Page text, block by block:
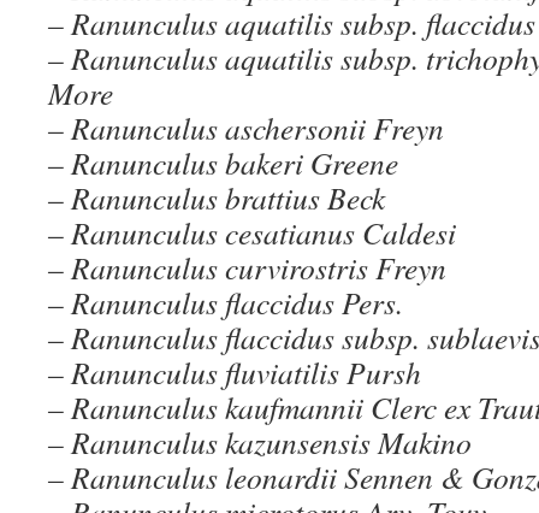
– Ranunculus aquatilis subsp.
– Ranunculus aquatilis subsp.
More
– Ranunculus aschersonii Freyn
– Ranunculus bakeri Greene
– Ranunculus brattius Beck
– Ranunculus cesatianus Caldesi
– Ranunculus curvirostris Freyn
– Ranunculus flaccidus Pers.
– Ranunculus flaccidus subsp.
– Ranunculus fluviatilis Pursh
– Ranunculus kaufmannii Clerc ex
– Ranunculus kazunsensis Makino
– Ranunculus leonardii Sennen &